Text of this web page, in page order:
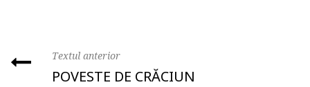
Textul anterior
POVESTE DE CRĂCIUN